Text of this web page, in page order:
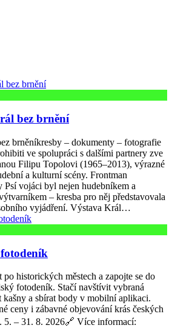
bez brnění
brněníkresby – dokumenty – fotografie
ve spolupráci s dalšími partnery zve
Filipu Topolovi (1965–2013), výrazné
a kulturní scény. Frontman
Psí vojáci byl nejen hudebníkem a
– kresba pro něj představovala
vyjádření. Výstava Král…
po historických městech a zapojte se do
fotodeník. Stačí navštívit vybraná
kašny a sbírat body v mobilní aplikaci.
ceny i zábavné objevování krás českých
5. – 31. 8. 2026🔗 Více informací: